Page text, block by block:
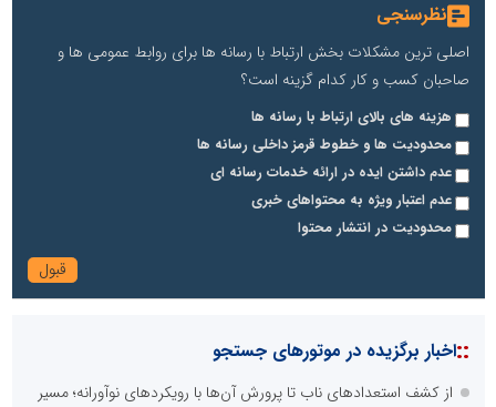
نظرسنجی
اصلی ترین مشکلات بخش ارتباط با رسانه ها برای روابط عمومی ها و
صاحبان کسب و کار کدام گزینه است؟
هزینه های بالای ارتباط با رسانه ها
محدودیت ها و خطوط قرمز داخلی رسانه ها
عدم داشتن ایده در ارائه خدمات رسانه ای
عدم اعتبار ویژه به محتواهای خبری
محدودیت در انتشار محتوا
::اخبار برگزیده در موتورهای جستجو
از کشف استعدادهای ناب تا پرورش آن‌ها با رویکردهای نوآورانه؛ مسیر